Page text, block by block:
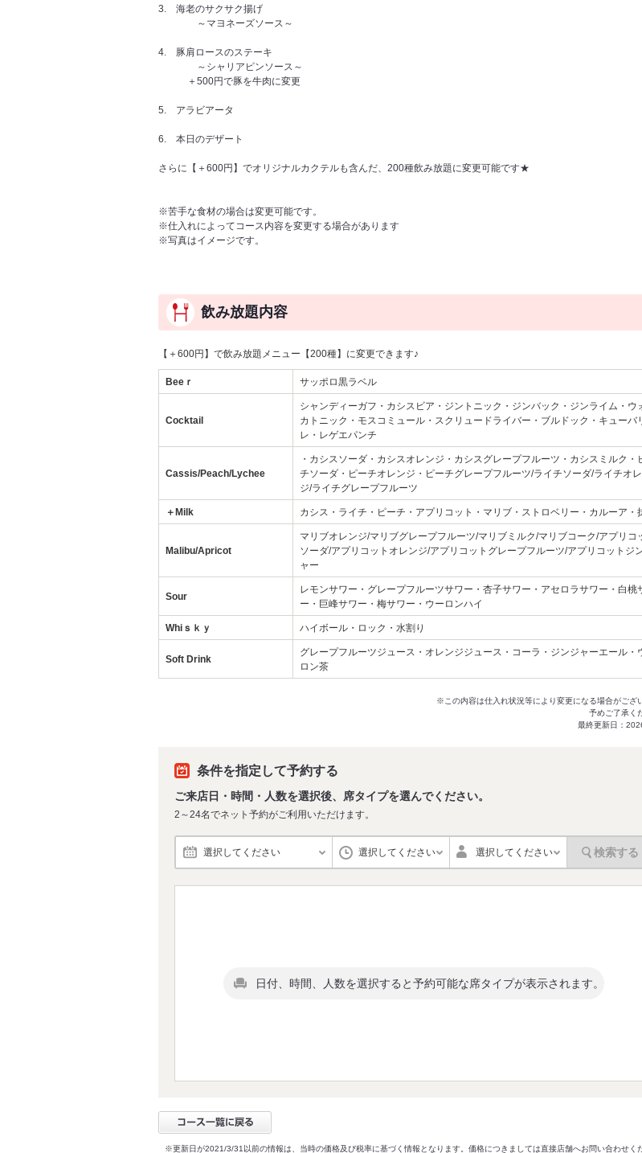
3. 海老のサクサク揚げ
～マヨネーズソース～
4. 豚肩ロースのステーキ
～シャリアピンソース～
＋500円で豚を牛肉に変更
5. アラビアータ
6. 本日のデザート
さらに【＋600円】でオリジナルカクテルも含んだ、200種飲み放題に変更可能です★
※苦手な食材の場合は変更可能です。
※仕入れによってコース内容を変更する場合があります
※写真はイメージです。
飲み放題内容
【＋600円】で飲み放題メニュー【200種】に変更できます♪
Beeｒ サッポロ黒ラベル
Cocktail
シャンディーガフ・カシスビア・ジントニック・ジンバック・ジンライム・ウ
カトニック・モスコミュール・スクリュードライバー・ブルドック・キューバ
レ・レゲエパンチ
Cassis/Peach/Lychee
・カシスソーダ・カシスオレンジ・カシスグレープフルーツ・カシスミルク・
チソーダ・ピーチオレンジ・ピーチグレープフルーツ/ライチソーダ/ライチオ
ジ/ライチグレープフルーツ
＋Milk カシス・ライチ・ピーチ・アプリコット・マリブ・ストロベリー・カルーア・
Malibu/Apricot
マリブオレンジ/マリブグレープフルーツ/マリブミルク/マリブコーク/アプリコ
ソーダ/アプリコットオレンジ/アプリコットグレープフルーツ/アプリコットジ
ャー
Sour
レモンサワー・グレープフルーツサワー・杏子サワー・アセロラサワー・白桃
ー・巨峰サワー・梅サワー・ウーロンハイ
Whiｓｋｙ ハイボール・ロック・水割り
Soft Drink
グレープフルーツジュース・オレンジジュース・コーラ・ジンジャーエール・
ロン茶
※この内容は仕入れ状況等により変更になる場合がござ
予めご了承く
最終更新日：
条件を指定して予約する
ご来店日・時間・人数を選択後、席タイプを選んでください。
2～24名でネット予約がご利用いただけます。
選択してください 選択してください 選択してください 検索する
日付、時間、人数を選択すると予約可能な席タイプが表示されます。
※更新日が2021/3/31以前の情報は、当時の価格及び税率に基づく情報となります。価格につきましては直接店舗へお問い合わせく